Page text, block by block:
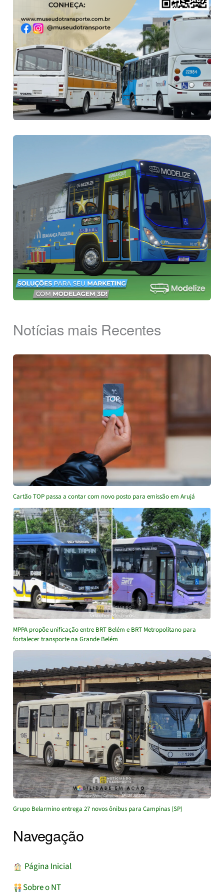
Notícias mais Recentes
Cartão TOP passa a contar com novo posto para emissão em Arujá
MPPA propõe unificação entre BRT Belém e BRT Metropolitano para
fortalecer transporte na Grande Belém
Grupo Belarmino entrega 27 novos ônibus para Campinas (SP)
Navegação
︎ Página Inicial
Sobre o NT